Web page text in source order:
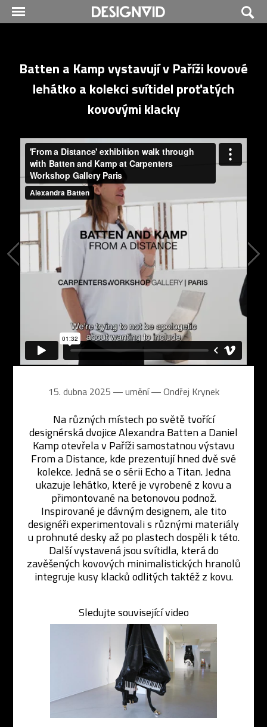
Batten a Kamp vystavují v Paříži kovové
lehátko a kolekci svítidel proťatých
kovovými klacky
15. dubna 2025 ― umění ―Ondřej Krynek
Na různých místech po světě tvořící
designérská dvojice Alexandra Batten a Daniel
Kamp otevřela v Paříži samostatnou výstavu
From a Distance, kde prezentují hned dvě své
kolekce. Jedná se o sérii Echo a Titan. Jedna
ukazuje lehátko, které je vyrobené z kovu a
přimontované na betonovou podnož.
Inspirované je dávným designem, ale tito
designéři experimentovali s různými materiály
u prohnuté desky až po plastech dospěli k této.
Další vystavená jsou svítidla, která do
zavěšených kovových minimalistických hranolů
integruje kusy klacků odlitých taktéž z kovu.
Sledujte související video